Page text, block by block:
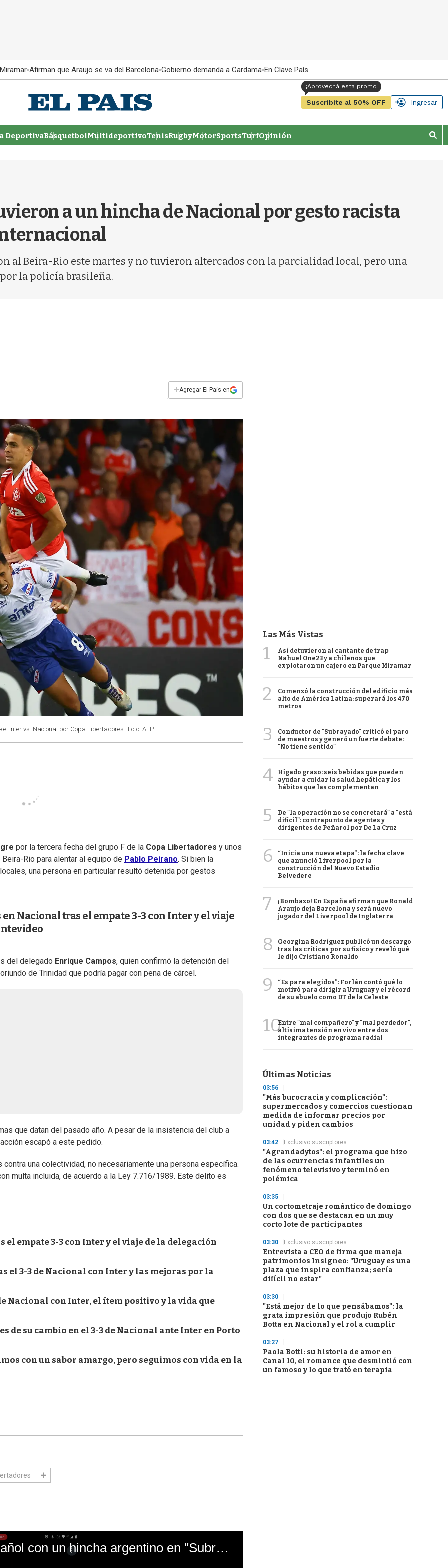
Afirman que Araujo se va del Barcelona Gobierno demanda a Cardama En Clave País
Suscribite al 50% OFF Ingresar
DeportivaBásquetbolMultideportivoTenisRugbyMotorSportsTurfOpinión
M
o
a un hincha de Nacional por gesto racista
al Beira-Rio este martes y no tuvieron altercados con la parcialidad local, pero una
la policía brasileña.
+Agregar El País en
Inter vs. Nacional por Copa Libertadores. Foto: AFP.
por la tercera fecha del grupo F de la Copa Libertadores y unos
Rio para alentar al equipo de Pablo Peirano. Si bien la
una persona en particular resultó detenida por gestos
Nacional tras el empate 3-3 con Inter y el viaje
del delegado Enrique Campos, quien confirmó la detención del
de Trinidad que podría pagar con pena de cárcel.
que datan del pasado año. A pesar de la insistencia del club a
escapó a este pedido.
una colectividad, no necesariamente una persona específica.
multa incluida, de acuerdo a la Ley 7.716/1989. Este delito es
el empate 3-3 con Inter y el viaje de la delegación
el 3-3 de Nacional con Inter y las mejoras por la
Nacional con Inter, el ítem positivo y la vida que
de su cambio en el 3-3 de Nacional ante Inter en Porto
con un sabor amargo, pero seguimos con vida en la
El mal momento de Yanina Gasañol con un hincha argentino en "Subrayado"
Las Más Vistas
1
Así detuvieron al cantante de trap
Nahuel One23 y a chilenos que
explotaron un cajero en Parque Miramar
2
Comenzó la construcción del edificio más
alto de América Latina: superará los 470
metros
3
Conductor de "Subrayado" criticó el paro
de maestros y generó un fuerte debate:
"No tiene sentido"
4
Hígado graso: seis bebidas que pueden
ayudar a cuidar la salud hepática y los
hábitos que las complementan
5
De "la operación no se concretará" a "está
difícil": contrapunto de agentes y
dirigentes de Peñarol por De La Cruz
6
“Inicia una nueva etapa”: la fecha clave
que anunció Liverpool por la
construcción del Nuevo Estadio
Belvedere
7
¡Bombazo! En España afirman que Ronald
Araujo deja Barcelona y será nuevo
jugador del Liverpool de Inglaterra
8
Georgina Rodríguez publicó un descargo
tras las críticas por su físico y reveló qué
le dijo Cristiano Ronaldo
9
“Es para elegidos”: Forlán contó qué lo
motivó para dirigir a Uruguay y el récord
de su abuelo como DT de la Celeste
10Entre "mal compañero" y "mal perdedor",
altísima tensión en vivo entre dos
integrantes de programa radial
Últimas Noticias
03:56
"Más burocracia y complicación":
supermercados y comercios cuestionan
medida de informar precios por
unidad y piden cambios
03:42 Exclusivo suscriptores
"Agrandadytos": el programa que hizo
de las ocurrencias infantiles un
fenómeno televisivo y terminó en
polémica
03:35
Un cortometraje romántico de domingo
con dos que se destacan en un muy
corto lote de participantes
03:30 Exclusivo suscriptores
Entrevista a CEO de firma que maneja
patrimonios Insigneo: "Uruguay es una
plaza que inspira confianza; sería
difícil no estar"
03:30
"Está mejor de lo que pensábamos": la
grata impresión que produjo Rubén
Botta en Nacional y el rol a cumplir
03:27
Paola Botti: su historia de amor en
Canal 10, el romance que desmintió con
un famoso y lo que trató en terapia